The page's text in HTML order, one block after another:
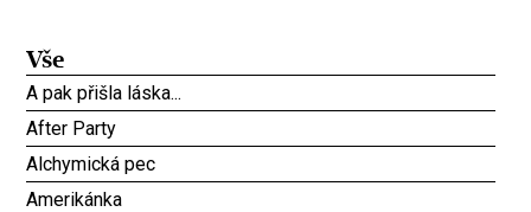
Vše
A pak přišla láska...
After Party
Alchymická pec
Amerikánka